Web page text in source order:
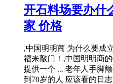
开石料场要办什
家 价格
,中国明明商 为什么要成
福来敲门！,中国明明商
提供一个 ... 老年人手脚
到70岁的人 应该看的日